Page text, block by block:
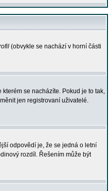
(obvykle se nachází v horní části
se nacházíte. Pokud je to tak,
jen registrovaní uživatelé.
odpovědí je, že se jedná o letní
rozdíl. Řešením může být